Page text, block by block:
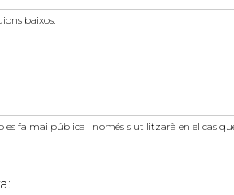
baixos.
fa mai pública i només s'utilitzarà en el cas